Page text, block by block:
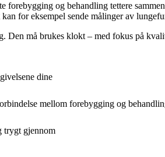
og behandling tettere
for eksempel sende målinger av
Den må brukes klokt – med fokus på
dine
mellom forebygging og
trygt gjennom